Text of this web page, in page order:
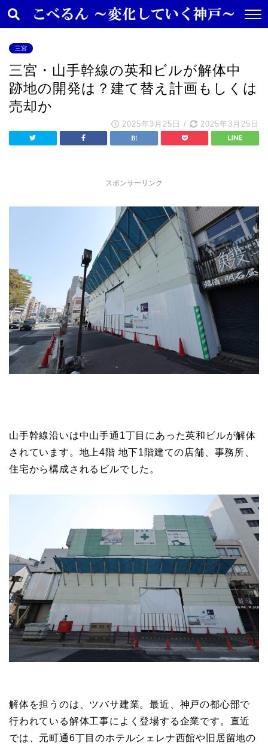
三宮
三宮・山手幹線の英和ビルが解体中
跡地の開発は？建て替え計画もしくは
売却か
2025年3月25日 / 2025年3月25日
スポンサーリンク
山手幹線沿いは中山手通1丁目にあった英和ビルが解体
されています。地上4階 地下1階建ての店舗、事務所、
住宅から構成されるビルでした。
解体を担うのは、ツバサ建業。最近、神戸の都心部で
行われている解体工事によく登場する企業です。直近
では、元町通6丁目のホテルシェレナ西館や旧居留地の